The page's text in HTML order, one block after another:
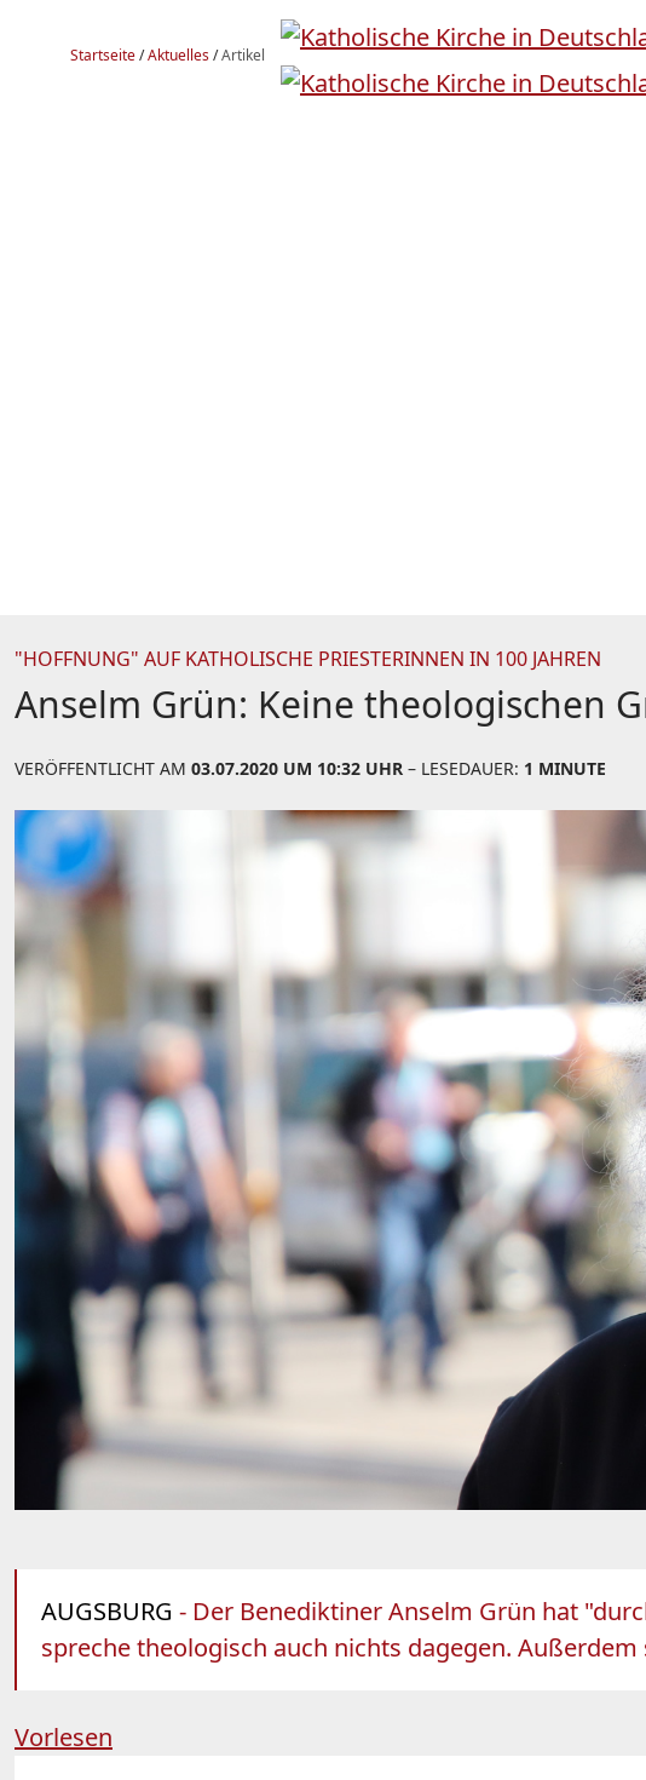
Startseite/Aktuelles/Artikel
"HOFFNUNG" AUF KATHOLISCHE PRIESTERINNEN IN 100 JAHREN
Anselm Grün: Keine theologischen
VERÖFFENTLICHT AM 03.07.2020 UM 10:32 UHR – LESEDAUER: 1 MINUTE
AUGSBURG - Der Benediktiner Anselm Grün hat
spreche theologisch auch nichts dagegen.
Vorlesen